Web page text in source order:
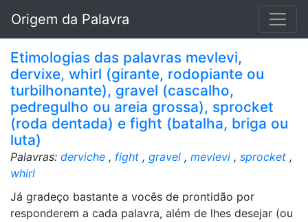
Origem da Palavra
Etimologias das palavras mevlevi,
dervixe, whirl (girante, rodopiante ou
turbilhonante), gravel (cascalho,
pedregulho ou areia grossa), sprocket
(roda dentada) e fight (batalha, briga ou
luta)
Palavras: derviche , fight , gravel , mevlevi , sprocket ,
whirl
Já gradeço bastante a vocês de prontidão por
responderem a cada palavra, além de lhes desejar (ou